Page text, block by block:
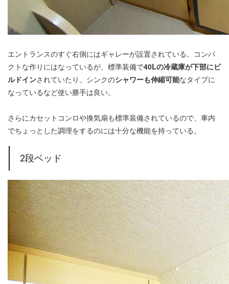
エントランスのすぐ右側にはギャレーが設置されている。コンパ
クトな作りにはなっているが、標準装備で40Lの冷蔵庫が下部にビ
ルドインされていたり、シンクのシャワーも伸縮可能なタイプに
なっているなど使い勝手は良い。
さらにカセットコンロや換気扇も標準装備されているので、車内
でちょっとした調理をするのには十分な機能を持っている。
2段ベッド